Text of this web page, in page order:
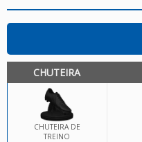
CHUTEIRA
CHUTEIRA DE
TREINO